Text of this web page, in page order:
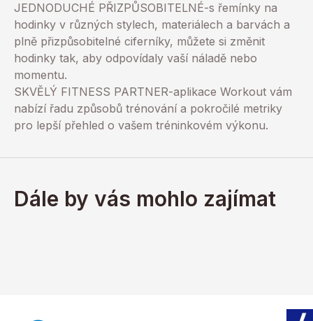
JEDNODUCHÉ PŘIZPŮSOBITELNÉ-s řemínky na
hodinky v různých stylech, materiálech a barvách a
plně přizpůsobitelné ciferníky, můžete si změnit
hodinky tak, aby odpovídaly vaší náladě nebo
momentu.
SKVĚLÝ FITNESS PARTNER-aplikace Workout vám
nabízí řadu způsobů trénování a pokročilé metriky
pro lepší přehled o vašem tréninkovém výkonu.
Dále by vás mohlo zajímat